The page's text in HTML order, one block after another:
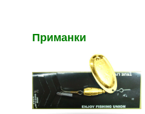
Приманки